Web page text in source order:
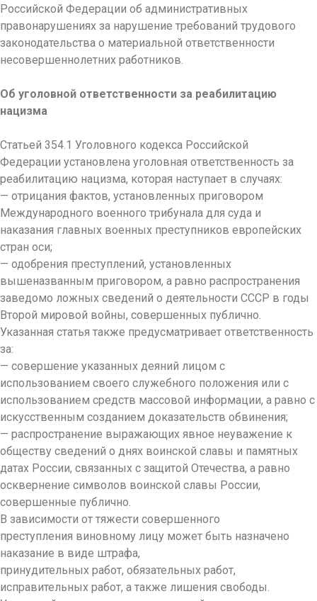
Российской Федерации об административных
правонарушениях за нарушение требований трудового
законодательства о материальной ответственности
несовершеннолетних работников.
Об уголовной ответственности за реабилитацию
нацизма
Статьей 354.1 Уголовного кодекса Российской
Федерации установлена уголовная ответственность за
реабилитацию нацизма, которая наступает в случаях:
— отрицания фактов, установленных приговором
Международного военного трибунала для суда и
наказания главных военных преступников европейских
стран оси;
— одобрения преступлений, установленных
вышеназванным приговором, а равно распространения
заведомо ложных сведений о деятельности СССР в годы
Второй мировой войны, совершенных публично.
Указанная статья также предусматривает ответственность
за:
— совершение указанных деяний лицом с
использованием своего служебного положения или с
использованием средств массовой информации, а равно с
искусственным созданием доказательств обвинения;
— распространение выражающих явное неуважение к
обществу сведений о днях воинской славы и памятных
датах России, связанных с защитой Отечества, а равно
осквернение символов воинской славы России,
совершенные публично.
В зависимости от тяжести совершенного
преступления виновному лицу может быть назначено
наказание в виде штрафа,
принудительных работ, обязательных работ,
исправительных работ, а также лишения свободы.